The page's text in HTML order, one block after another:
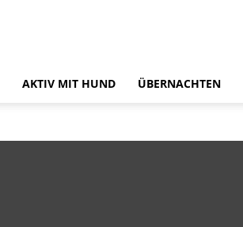
im
AKTIV MIT HUND ÜBERNACHTEN